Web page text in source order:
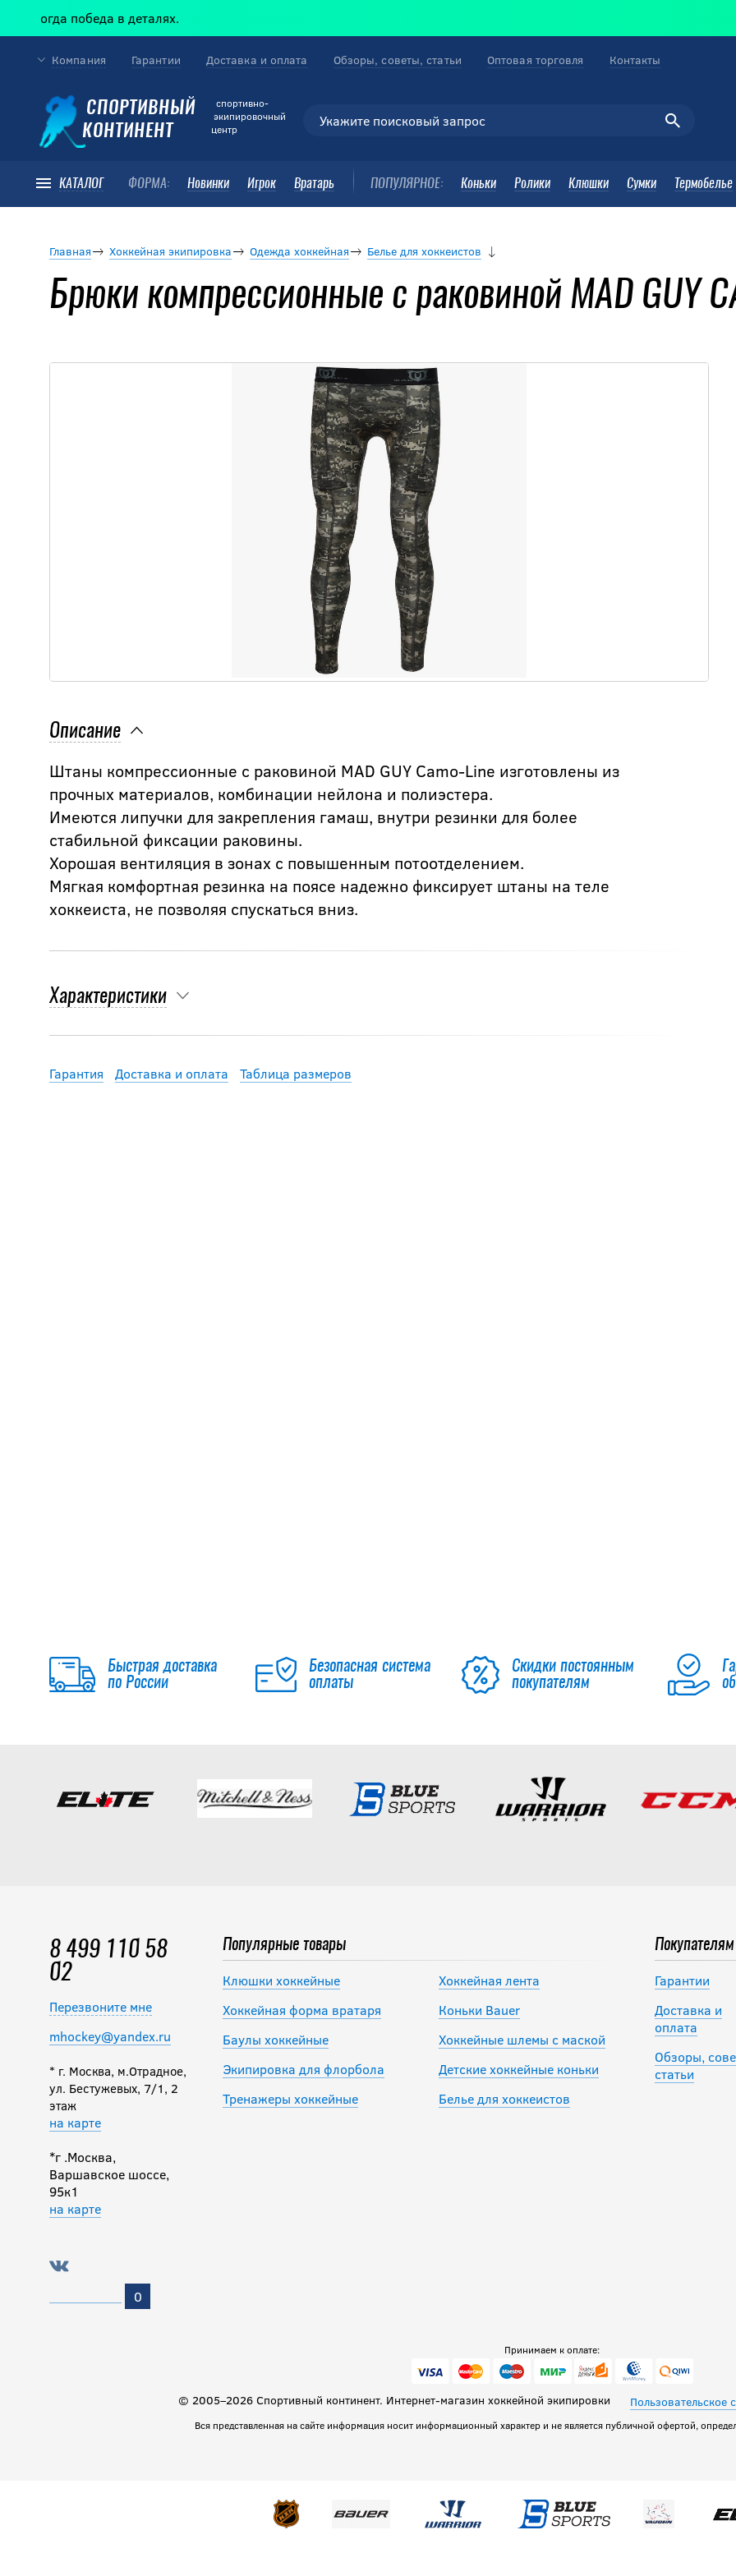
победа в деталях.
СПОРТИВНЫЙ
КОНТИНЕНТ
cпортивно-
экипировочный
центр
КАТАЛОГ ФОРМА: Новинки Игрок Вратарь ПОПУЛЯРНОЕ: Коньки Ролики Клюшки Сумки Термобелье
Компания Гарантии Доставка и оплата Обзоры, советы, статьи Оптовая торговля Контакты
Главная Хоккейная экипировка Одежда хоккейная Белье для хоккеистов
Брюки компрессионные с раковиной MAD GUY
Описание
Штаны компрессионные с раковиной MAD GUY Camo-Line изготовлены из
прочных материалов, комбинации нейлона и полиэстера.
Имеются липучки для закрепления гамаш, внутри резинки для более
стабильной фиксации раковины.
Хорошая вентиляция в зонах с повышенным потоотделением.
Мягкая комфортная резинка на поясе надежно фиксирует штаны на теле
хоккеиста, не позволяя спускаться вниз.
Характеристики
Гарантия Доставка и оплата Таблица размеров
Быстрая доставка
по России
Безопасная система
оплаты
Скидки постоянным
покупателям
8 499 110 58
02
Перезвоните мне
mhockey@yandex.ru
* г. Москва, м.Отрадное,
ул. Бестужевых, 7/1, 2
этаж
на карте
*г .Москва,
Варшавское шоссе,
95к1
на карте
0
Популярные товары
Клюшки хоккейные
Хоккейная форма вратаря
Баулы хоккейные
Экипировка для флорбола
Тренажеры хоккейные
Хоккейная лента
Коньки Bauer
Хоккейные шлемы с маской
Детские хоккейные коньки
Белье для хоккеистов
Покупателям
Гарантии
Доставка и
оплата
Обзоры,
статьи
Принимаем к оплате:
© 2005–2026 Спортивный континент. Интернет-магазин хоккейной экипировки Пользовательское
Вся представленная на сайте информация носит информационный характер и не является публичной офертой,